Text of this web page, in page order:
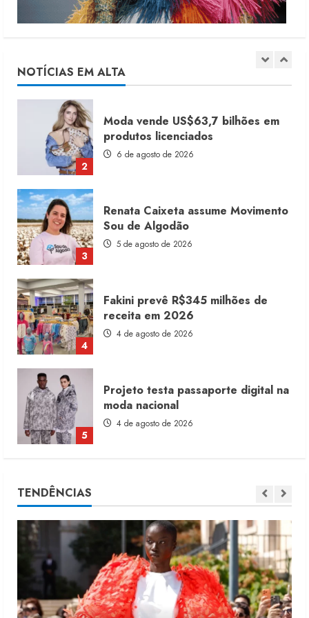
NOTÍCIAS EM ALTA
1
7 de agosto de 2026
2
Moda vende US$63,7 bilhões em
produtos licenciados
6 de agosto de 2026
3
Renata Caixeta assume Movimento
Sou de Algodão
5 de agosto de 2026
4
Fakini prevê R$345 milhões de
receita em 2026
4 de agosto de 2026
5
Projeto testa passaporte digital na
moda nacional
4 de agosto de 2026
1
2
Moda vende US$63,7 bilhões em
produtos licenciados
6 de agosto de 2026
TENDÊNCIAS